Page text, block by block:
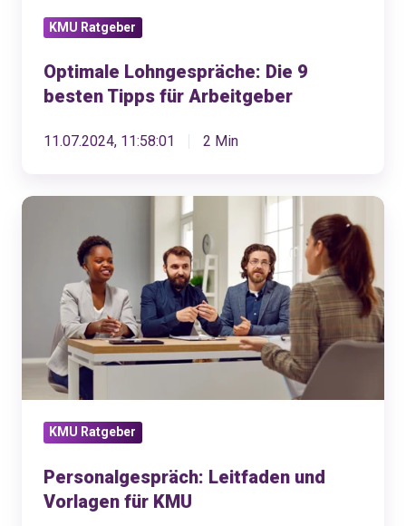
KMU Ratgeber
Optimale Lohngespräche: Die 9
besten Tipps für Arbeitgeber
11.07.2024, 11:58:01 2 Min
Personalgespräch:
Leitfaden
Vorlagen
KMU
KMU Ratgeber
Personalgespräch: Leitfaden und
Vorlagen für KMU